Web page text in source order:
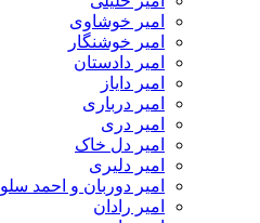
امیر خوشاوی
امیر خوشنگار
امیر دادستان
امیر دایاز
امیر درباری
امیر دری
امیر دل خاک
امیر دلیری
امیر دوربان و احمد سلو
امیر رادان